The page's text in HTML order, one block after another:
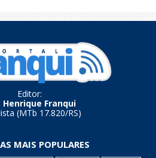
Editor:
Henrique Franqui
(MTb 17.820/RS)
MAIS POPULARES